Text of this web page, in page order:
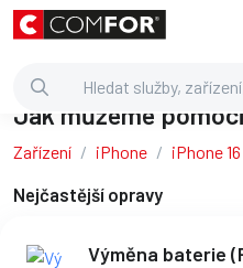
Jak můžeme
Zařízení iPhone iPhone
Nejčastější opravy
Výměna baterie